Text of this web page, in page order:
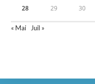
28 29 30
« Mai Juil »